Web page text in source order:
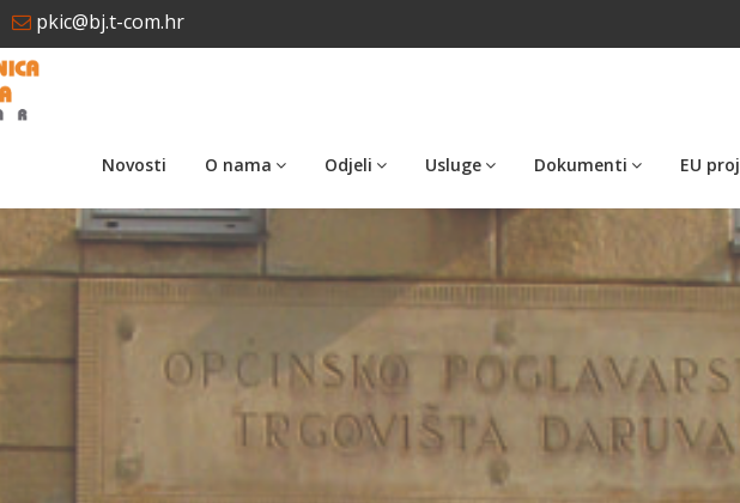
pkic@bj.t-com.hr
Novosti O nama Odjeli Usluge Dokumenti EU